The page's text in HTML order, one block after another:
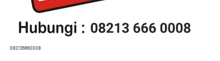
082136660008